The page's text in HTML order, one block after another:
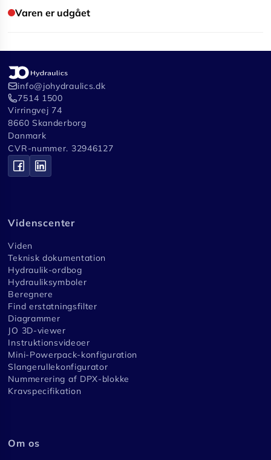
Varen er udgået
info@johydraulics.dk
7514 1500
Virringvej 74
8660 Skanderborg
Danmark
CVR-nummer. 32946127
Videnscenter
Viden
Teknisk dokumentation
Hydraulik-ordbog
Hydrauliksymboler
Beregnere
Find erstatningsfilter
Diagrammer
JO 3D-viewer
Instruktionsvideoer
Mini-Powerpack-konfiguration
Slangerullekonfigurator
Nummerering af DPX-blokke
Kravspecifikation
Om os